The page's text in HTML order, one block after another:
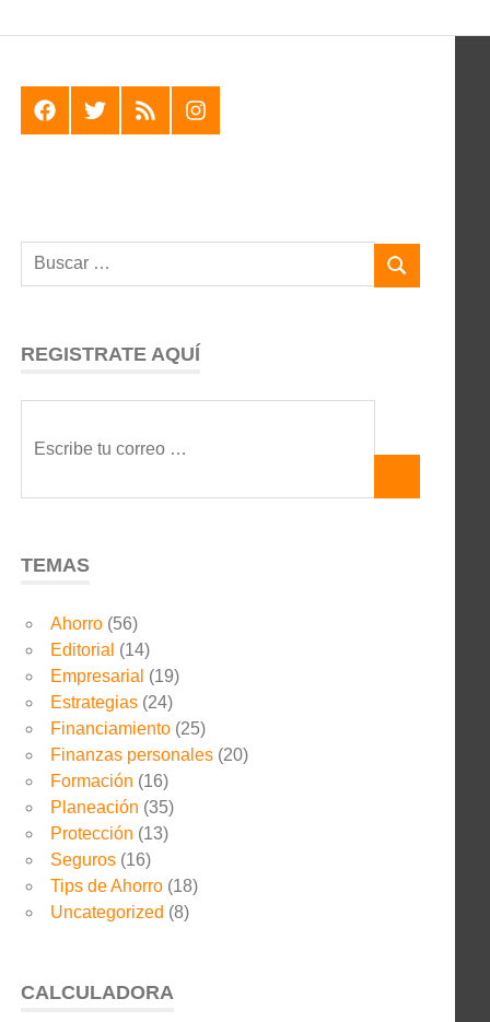
F T R I
REGISTRATE AQUÍ
TEMAS
Ahorro (56)
Editorial (14)
Empresarial (19)
Estrategias (24)
Financiamiento (25)
Finanzas personales (20)
Formación (16)
Planeación (35)
Protección (13)
Seguros (16)
Tips de Ahorro (18)
Uncategorized (8)
CALCULADORA